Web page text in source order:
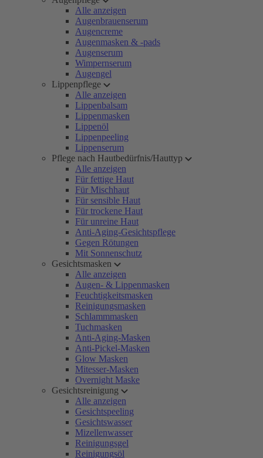
Alle anzeigen
Augenbrauenserum
Augencreme
Augenmasken & -pads
Augenserum
Wimpernserum
Augengel
Lippenpflege
Alle anzeigen
Lippenbalsam
Lippenmasken
Lippenöl
Lippenpeeling
Lippenserum
Pflege nach Hautbedürfnis/Hauttyp
Alle anzeigen
Für fettige Haut
Für Mischhaut
Für sensible Haut
Für trockene Haut
Für unreine Haut
Anti-Aging-Gesichtspflege
Gegen Rötungen
Mit Sonnenschutz
Gesichtsmasken
Alle anzeigen
Augen- & Lippenmasken
Feuchtigkeitsmasken
Reinigungsmasken
Schlammmasken
Tuchmasken
Anti-Aging-Masken
Anti-Pickel-Masken
Glow Masken
Mitesser-Masken
Overnight Maske
Gesichtsreinigung
Alle anzeigen
Gesichtspeeling
Gesichtswasser
Mizellenwasser
Reinigungsgel
Reinigungsöl